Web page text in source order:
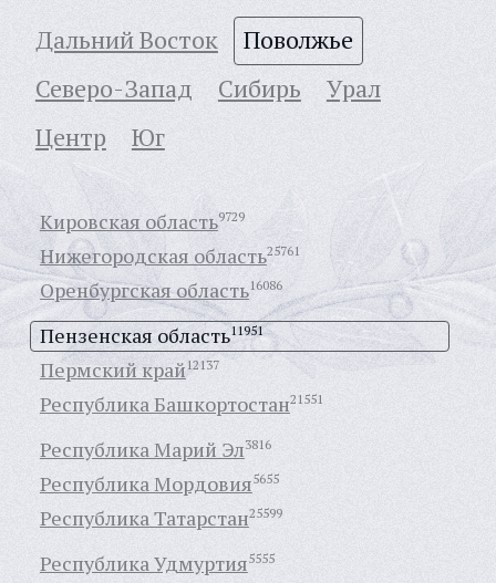
Дальний Восток
Поволжье
Северо-Запад
Сибирь
Урал
Центр
Юг
Кировская область9729
Нижегородская область25761
Оренбургская область16086
Пензенская область11951
Пермский край 12137
Республика Башкортостан21551
Республика Марий Эл3816
Республика Мордовия5655
Республика Татарстан25599
Республика Удмуртия5555